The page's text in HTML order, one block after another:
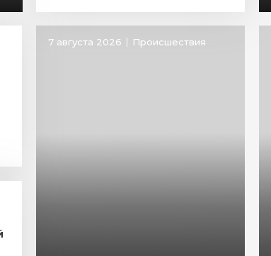
7 августа 2026 Происшествия